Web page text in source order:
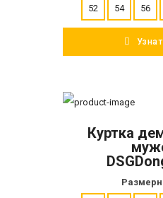
52 54 56
Куртка